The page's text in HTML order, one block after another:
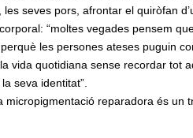
les seves pors, afrontar el quiròfan
“moltes vegades pensem
les persones ateses puguin
vida quotidiana sense recordar tot
seva identitat”.
micropigmentació reparadora és un